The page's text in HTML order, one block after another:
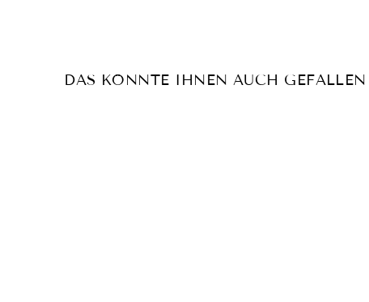
DAS KÖNNTE IHNEN AUCH GEFALLEN